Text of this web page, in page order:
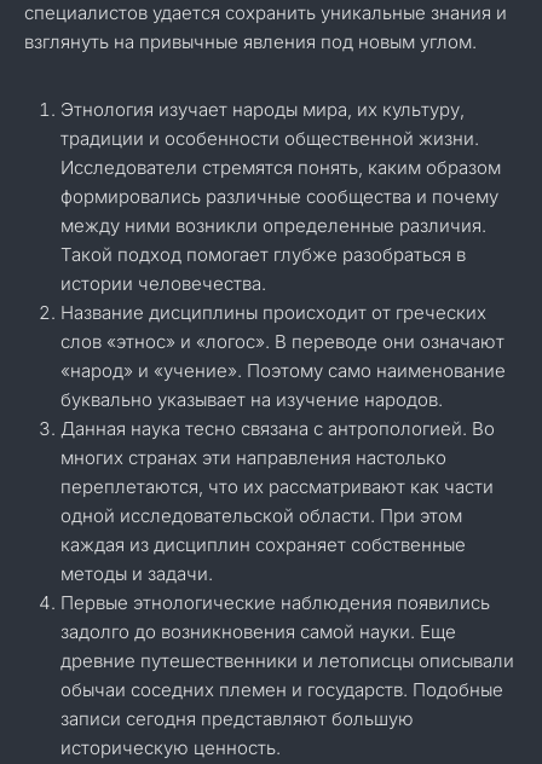
специалистов удается сохранить уникальные знания и
взглянуть на привычные явления под новым углом.
Этнология изучает народы мира, их культуру,
традиции и особенности общественной жизни.
Исследователи стремятся понять, каким образом
формировались различные сообщества и почему
между ними возникли определенные различия.
Такой подход помогает глубже разобраться в
истории человечества.
Название дисциплины происходит от греческих
слов «этнос» и «логос». В переводе они означают
«народ» и «учение». Поэтому само наименование
буквально указывает на изучение народов.
Данная наука тесно связана с антропологией. Во
многих странах эти направления настолько
переплетаются, что их рассматривают как части
одной исследовательской области. При этом
каждая из дисциплин сохраняет собственные
методы и задачи.
Первые этнологические наблюдения появились
задолго до возникновения самой науки. Еще
древние путешественники и летописцы описывали
обычаи соседних племен и государств. Подобные
записи сегодня представляют большую
историческую ценность.